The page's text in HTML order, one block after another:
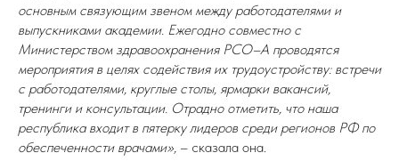
основным связующим звеном между работодателями и
выпускниками академии. Ежегодно совместно с
Министерством здравоохранения РСО–А проводятся
мероприятия в целях содействия их трудоустройству: встречи
с работодателями, круглые столы, ярмарки вакансий,
тренинги и консультации. Отрадно отметить, что наша
республика входит в пятерку лидеров среди регионов РФ по
обеспеченности врачами», – сказала она.